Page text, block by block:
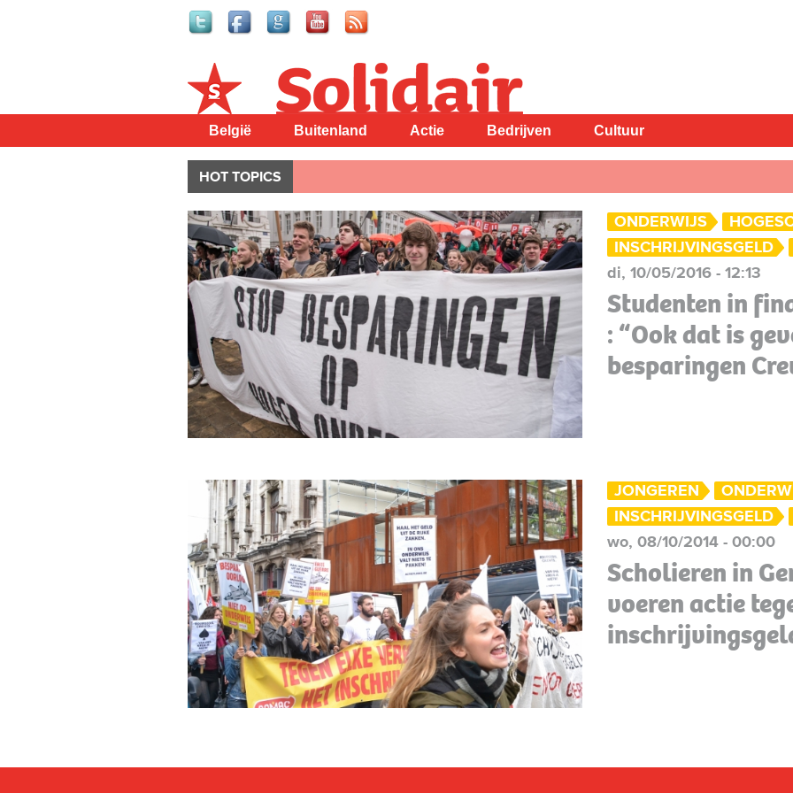
Solidair
België Buitenland Actie Bedrijven Cultuur
HOT TOPICS
ONDERWIJS
INSCHRIJVINGSGELD
di, 10/05/2016 - 12:13
Studenten in
: “Ook dat is
besparingen
JONGEREN
INSCHRIJVINGSGELD
wo, 08/10/2014 - 00:00
Scholieren in
voeren actie